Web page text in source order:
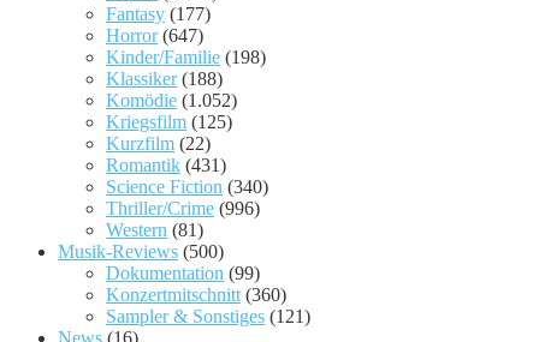
Fantasy (177)
Horror(647)
Kinder/Familie (198)
Klassiker(188)
Komödie (1.052)
Kriegsfilm (125)
Kurzfilm (22)
Romantik (431)
Science Fiction (340)
Thriller/Crime (996)
Western (81)
Musik-Reviews (500)
Dokumentation (99)
Konzertmitschnitt (360)
Sampler & Sonstiges (121)
News (16)